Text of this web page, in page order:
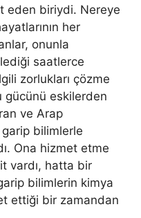
eden biriydi. Nereye
her
onunla
saatlerce
zorlukları çözme
gücünü eskilerden
ve Arap
bilimlerle
Ona hizmet etme
vardı, hatta bir
bilimlerin kimya
ettiği bir zamandan